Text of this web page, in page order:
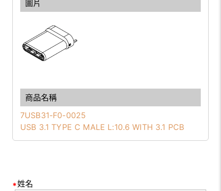
7USB31-F0-0025
USB 3.1 TYPE C MALE L:10.6 WITH 3.1 PCB
姓名